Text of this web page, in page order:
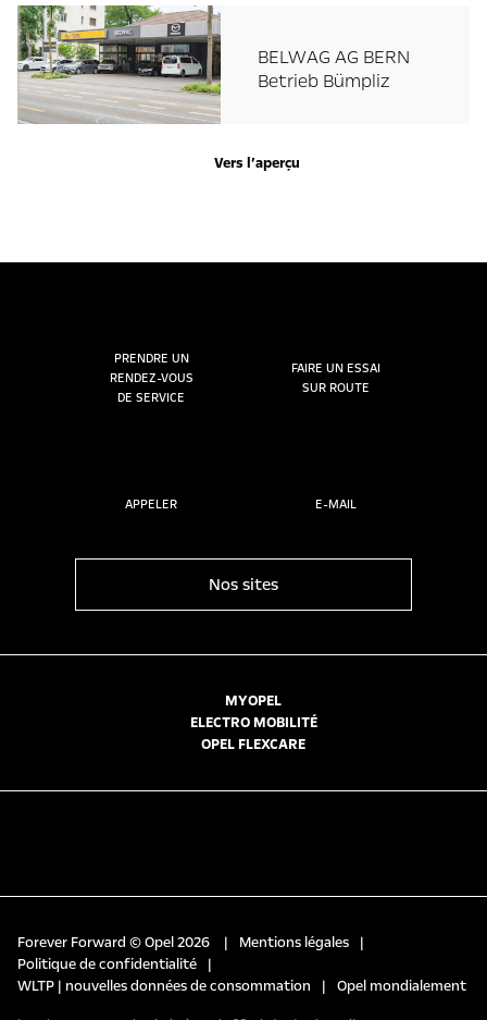
BELWAG AG BERN
Betrieb Bümpliz
Vers l’aperçu
PRENDRE UN
RENDEZ-VOUS
DE SERVICE
FAIRE UN ESSAI
SUR ROUTE
APPELER E-MAIL
Nos sites
MYOPEL
ELECTRO MOBILITÉ
OPEL FLEXCARE
Forever Forward © Opel 2026 | Mentions légales
|
Politique de confidentialité
|
WLTP | nouvelles données de consommation
| Opel mondialement